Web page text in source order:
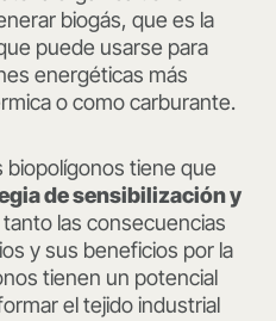
biogás, que es la
puede usarse para
energéticas más
o como carburante.
biopolígonos tiene que
de sensibilización y
las consecuencias
y sus beneficios por la
tienen un potencial
el tejido industrial